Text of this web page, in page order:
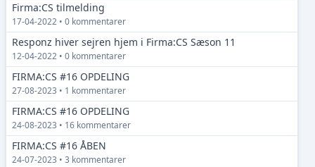
Firma:CS tilmelding
17-04-2022 • 0 kommentarer
Responz hiver sejren hjem i Firma:CS Sæson 11
12-04-2022 • 0 kommentarer
FIRMA:CS #16 OPDELING
27-08-2023 • 1 kommentarer
FIRMA:CS #16 OPDELING
24-08-2023 • 16 kommentarer
FIRMA:CS #16 ÅBEN
24-07-2023 • 3 kommentarer